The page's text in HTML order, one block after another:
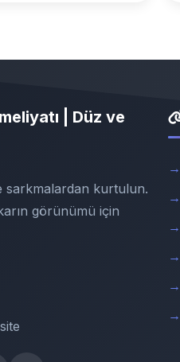
| Düz ve
sarkmalardan kurtulun.
görünümü için